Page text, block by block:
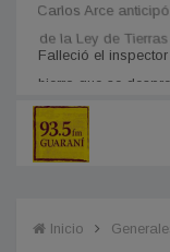
Carlos Arce
de la Ley de Tierras
Inicio